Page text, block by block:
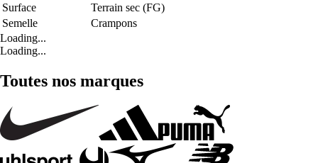
Surface
Terrain sec (FG)
Semelle
Crampons
Loading...
Loading...
Toutes nos marques